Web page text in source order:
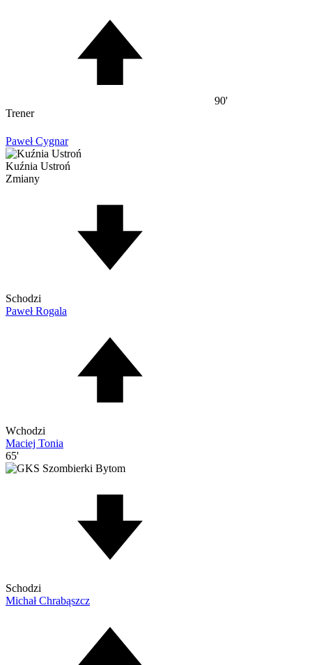
90'
Trener
Paweł Cygnar
Kuźnia Ustroń
Zmiany
Schodzi
Paweł Rogala
Wchodzi
Maciej Tonia
65'
Schodzi
Michał Chrabąszcz